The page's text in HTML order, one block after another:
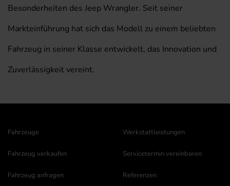
Besonderheiten des Jeep Wrangler. Seit seiner
Markteinführung hat sich das Modell zu einem beliebten
Fahrzeug in seiner Klasse entwickelt, das Innovation und
Zuverlässigkeit vereint.
Fahrzeuge
Fahrzeug verkaufen
Fahrzeug anfragen
Werkstattleistungen
Servicetermin vereinbaren
Referenzen